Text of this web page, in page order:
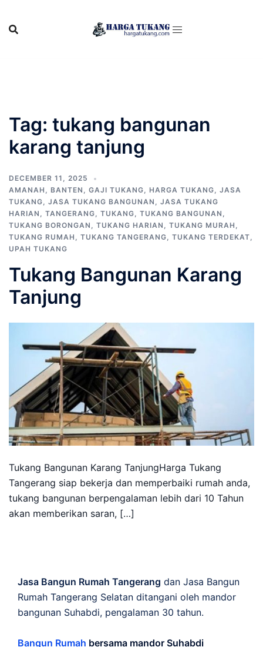
content
Tag: tukang bangunan
karang tanjung
DECEMBER 11, 2025
AMANAH , BANTEN , GAJI TUKANG, HARGA TUKANG, JASA
TUKANG, JASA TUKANG BANGUNAN , JASA TUKANG
HARIAN , TANGERANG, TUKANG, TUKANG BANGUNAN ,
TUKANG BORONGAN , TUKANG HARIAN , TUKANG MURAH ,
TUKANG RUMAH , TUKANG TANGERANG, TUKANG TERDEKAT,
UPAH TUKANG
Tukang Bangunan Karang
Tanjung
Tukang Bangunan Karang TanjungHarga Tukang
Tangerang siap bekerja dan memperbaiki rumah anda,
tukang bangunan berpengalaman lebih dari 10 Tahun
akan memberikan saran, […]
Jasa Bangun Rumah Tangerang dan Jasa Bangun
Rumah Tangerang Selatan ditangani oleh mandor
bangunan Suhabdi, pengalaman 30 tahun.
Bangun Rumah bersama mandor Suhabdi